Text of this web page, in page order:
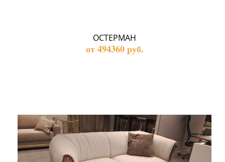
ОСТЕРМАН
от 494360 руб.